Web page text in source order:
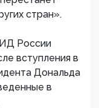
стран».
России
вступления в
Дональда
в